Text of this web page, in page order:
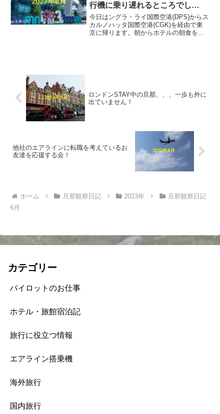
行機に乗り遅れるところでし
た・・・
今日はングラ・ライ国際空港(DPS)からス
カルノハッタ国際空港(CGK)を経由で東
京に帰ります。朝からホテルの朝食を美
ロンドンSTAY中の旦那、、、一歩も外に
出ていません！
他社のエアラインに転職を考えているお
友達を応援する会！
ホーム 旦那観察日記 2023年
旦那観察日記
6月
カテゴリー
パイロットのお仕事
ホテル・旅館宿泊記
旅行に役立つ情報
エアライン搭乗機
海外旅行
国内旅行